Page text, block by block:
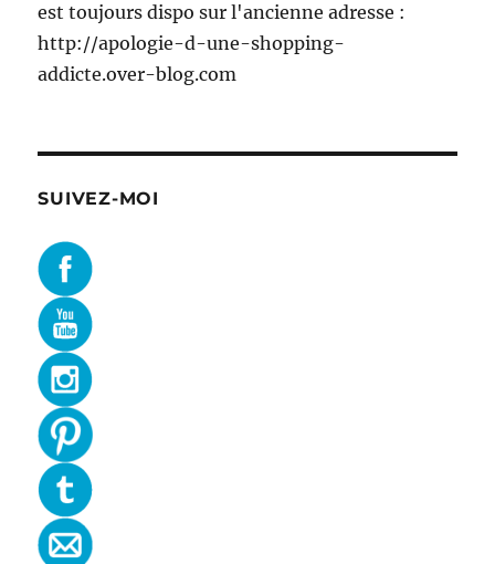
est toujours dispo sur l'ancienne adresse :
http://apologie-d-une-shopping-
addicte.over-blog.com
SUIVEZ-MOI